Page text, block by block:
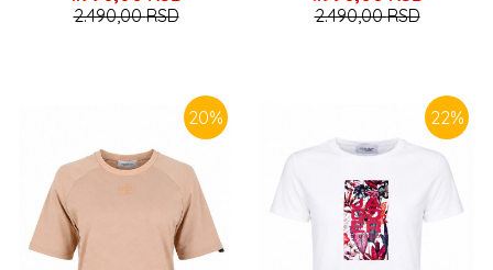
2.490,00RSD
2.490,00RSD
20% 22%